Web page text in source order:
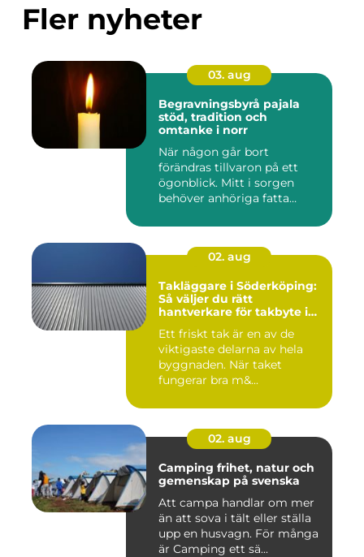
Fler nyheter
03. aug
Begravningsbyrå pajala
stöd, tradition och
omtanke i norr
När någon går bort
förändras tillvaron på ett
ögonblick. Mitt i sorgen
behöver anhöriga fatta
02. aug
Takläggare i Söderköping:
Så väljer du rätt
hantverkare för takbyte i
Ett friskt tak är en av de
viktigaste delarna av hela
byggnaden. När taket
fungerar bra m&...
02. aug
Camping frihet, natur och
gemenskap på svenska
Att campa handlar om mer
än att sova i tält eller ställa
upp en husvagn. För många
är Camping ett sä...